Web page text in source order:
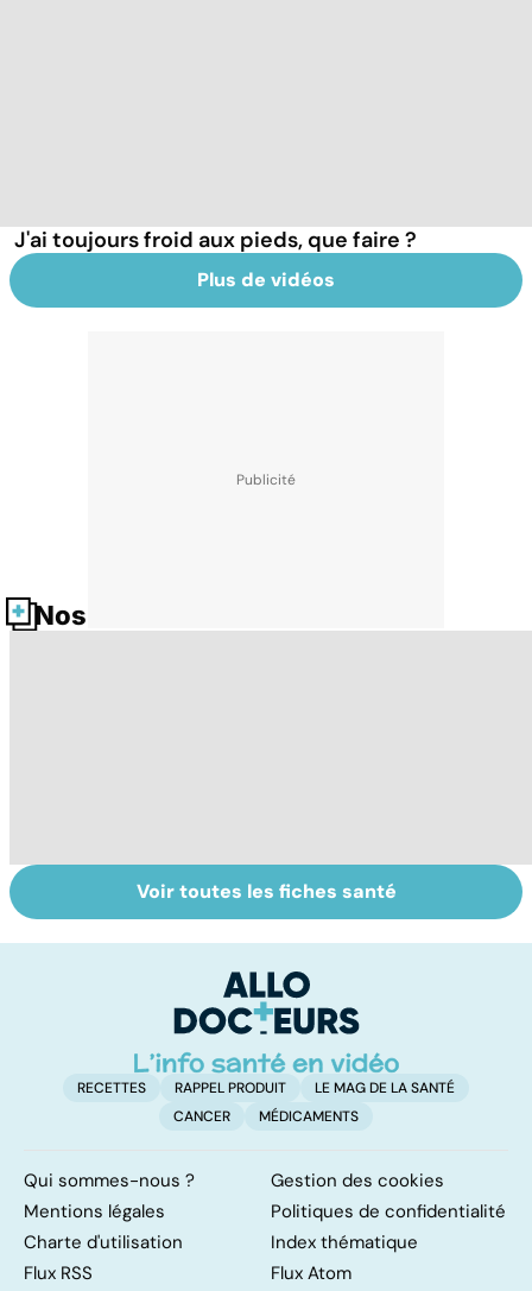
J'ai toujours froid aux pieds, que faire ?
Plus de vidéos
Nos fiches santé
Glande thyroïde :
le gendarme de
Cancer de la
thyroïde :
scintigraphie
Voir toutes les fiches santé
RECETTES RAPPEL PRODUIT
LE MAG DE LA SANTÉ
CANCER
MÉDICAMENTS
Qui sommes-nous ?
Gestion des cookies
Mentions légales
Politiques de confidentialité
Charte d'utilisation
Index thématique
Flux RSS
Flux Atom